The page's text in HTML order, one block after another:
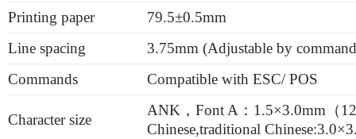
Printing paper
79.5±0.5mm
Line spacing
3.75mm (Adjustable by
Commands
Compatible with ESC/ POS
Character size
ANK，Font A：1.5×3.0mm（
Chinese,traditional